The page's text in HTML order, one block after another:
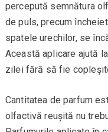
percepută semnătura
de puls, precum
spatele urechilor, se
Această aplicare ajută
zilei fără să fie
Cantitatea de parfum
olfactivă reușită nu